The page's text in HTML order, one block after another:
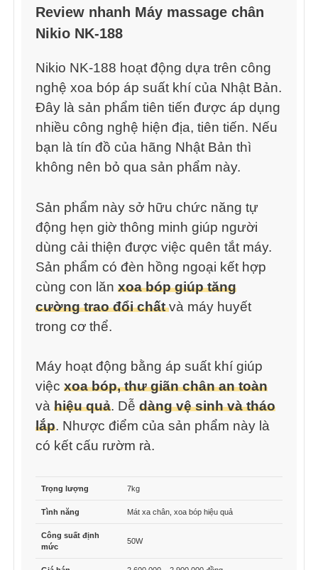
Review nhanh Máy massage chân
Nikio NK-188
Nikio NK-188 hoạt động dựa trên công
nghệ xoa bóp áp suất khí của Nhật Bản.
Đây là sản phẩm tiên tiến được áp dụng
nhiều công nghệ hiện địa, tiên tiến. Nếu
bạn là tín đồ của hãng Nhật Bản thì
không nên bỏ qua sản phẩm này.
Sản phẩm này sở hữu chức năng tự
động hẹn giờ thông minh giúp người
dùng cải thiện được việc quên tắt máy.
Sản phẩm có đèn hồng ngoại kết hợp
cùng con lăn xoa bóp giúp tăng
cường trao đổi chấtvà máy huyết
trong cơ thể.
Máy hoạt động bằng áp suất khí giúp
việc xoa bóp, thư giãn chân an toàn
và hiệu quả. Dễ dàng vệ sinh và tháo
lắp. Nhược điểm của sản phẩm này là
có kết cấu rườm rà.
Trọng lượng 7kg
Tình năng Mát xa chân, xoa bóp hiệu quả
Công suất định
mức
50W